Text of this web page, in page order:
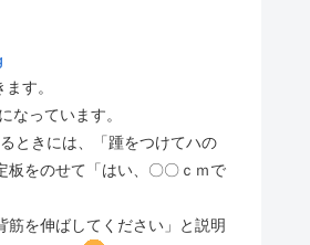
す。
なっています。
ときには、「踵をつけてハの
板をのせて「はい、〇〇ｃｍで
筋を伸ばしてください」と説明